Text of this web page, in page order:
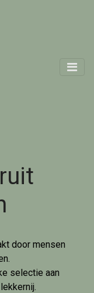
door mensen
selectie aan